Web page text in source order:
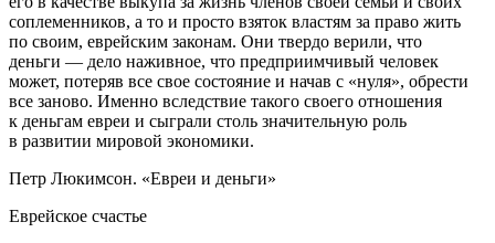
соплеменников, а то и просто взяток властям за право жить
по своим, еврейским законам. Они твердо верили, что
деньги — дело наживное, что предприимчивый человек
может, потеряв все свое состояние и начав с «нуля», обрести
все заново. Именно вследствие такого своего отношения
к деньгам евреи и сыграли столь значительную роль
в развитии мировой экономики.
Петр Люкимсон. «Евреи и деньги»
Еврейское счастье